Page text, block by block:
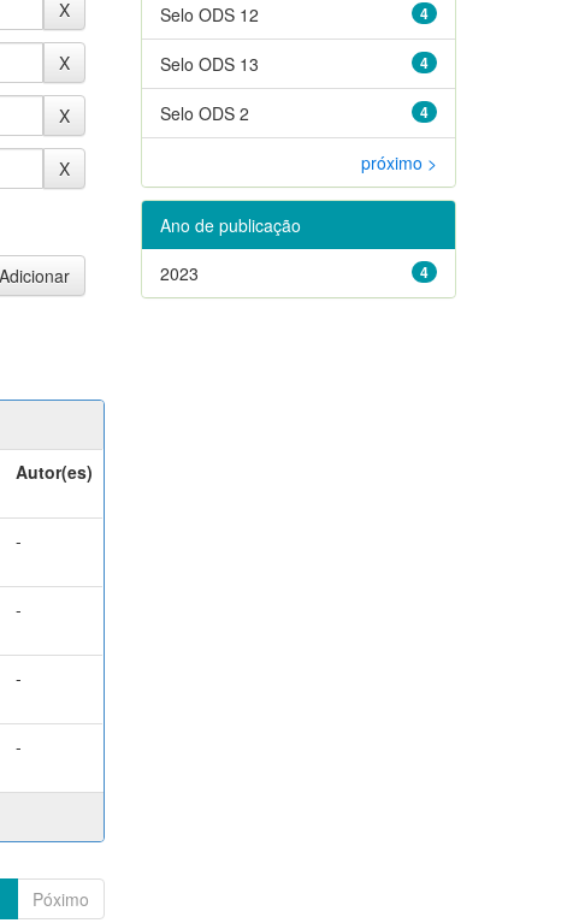
Autor(es)
-
-
-
-
Póximo
4
Selo ODS 12
4
Selo ODS 13
4
Selo ODS 2
próximo >
Ano de publicação
4
2023